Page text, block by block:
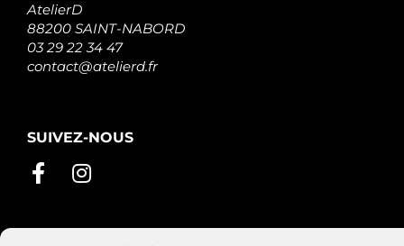
AtelierD
88200 SAINT-NABORD
03 29 22 34 47
contact@atelierd.fr
SUIVEZ-NOUS